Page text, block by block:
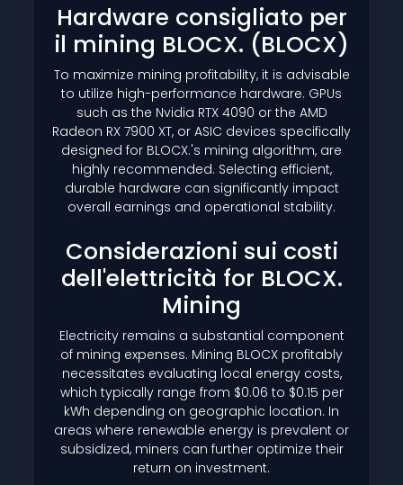
Hardware consigliato per
il mining BLOCX. (BLOCX)
To maximize mining profitability, it is advisable
to utilize high-performance hardware. GPUs
such as the Nvidia RTX 4090 or the AMD
Radeon RX 7900 XT, or ASIC devices specifically
designed for BLOCX.'s mining algorithm, are
highly recommended. Selecting efficient,
durable hardware can significantly impact
overall earnings and operational stability.
Considerazioni sui costi
dell'elettricità for BLOCX.
Mining
Electricity remains a substantial component
of mining expenses. Mining BLOCX profitably
necessitates evaluating local energy costs,
which typically range from $0.06 to $0.15 per
kWh depending on geographic location. In
areas where renewable energy is prevalent or
subsidized, miners can further optimize their
return on investment.